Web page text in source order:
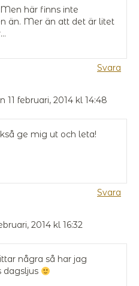
här finns inte
än. Mer än att det är litet
Svara
11 februari, 2014 kl 14:48
ge mig ut och leta!
Svara
2014 kl 16:32
några så har jag
dagsljus